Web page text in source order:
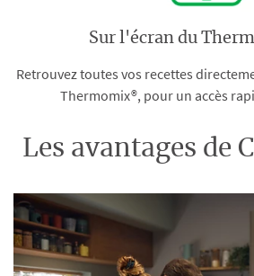
Sur l'écran du
Retrouvez toutes vos recettes
Thermomix®, pour un accès
Les avantages de